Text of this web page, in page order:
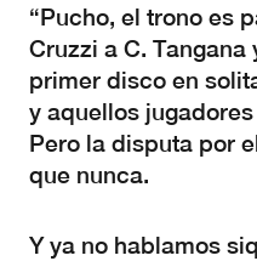
“Pucho, el trono es
Cruzzi a C. Tangana
primer disco en
y aquellos
Pero la disputa por
que nunca.
Y ya no hablamos